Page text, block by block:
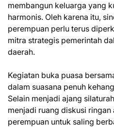
membangun keluarga yang
harmonis. Oleh karena itu,
perempuan perlu terus
mitra strategis pemerintah
daerah.
Kegiatan buka puasa
dalam suasana penuh
Selain menjadi ajang
menjadi ruang diskusi
perempuan untuk saling